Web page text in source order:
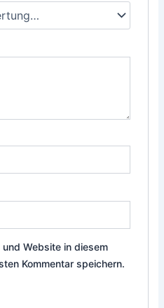
Website in diesem
Kommentar speichern.